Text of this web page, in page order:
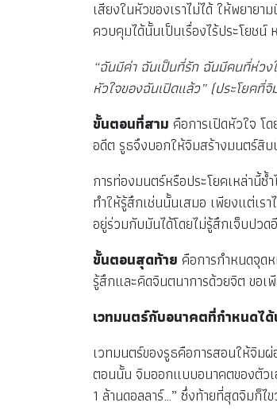
เสียงในหัวของเราไม่ได้ ให้พยาย
ควบคุมได้นั้นเป็นเรื่องไร้ประโยช
“ฉันมีค่า ฉันเป็นที่รัก ฉันมีคนที่ห่ว
หัวใจของฉันเปิดแล้ว” (ประโยคที่
ขั้นตอนที่สาม คือการเปิดหัวใจ โ
อดีต รูธจึงบอกให้จิมสร้างมนตร์สิบ
การท่องมนตร์หรือประโยคเหล่านี้ซ้
ทำให้รู้สึกเช่นนั้นเสมอ เพียงแต่เร
อยู่ร่วมกับมันได้โดยไม่รู้สึกเจ็บปวด
ขั้นตอนสุดท้าย คือการกำหนดจุด
รู้สึกและคิดจินตนาการด้วยจิต ขอเ
เวทมนตร์กับอนาคตที่กำหนดได้
เวทมนตร์ของรูธคือการสอนให้จิม
ตอนนั้น จิมออกแบบอนาคตของตัวเ
1 ล้านดอลลาร์…” ซึ่งท้ายที่สุดจิมก็ไ